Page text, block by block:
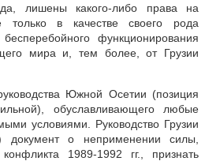
лишены какого-либо права на
только в качестве своего рода
функционирования
мира и, тем более, от Грузии
Южной Осетии (позиция
обуславливающего любые
условиями. Руководство Грузии
документ о неприменении силы,
1989-1992 гг., признать